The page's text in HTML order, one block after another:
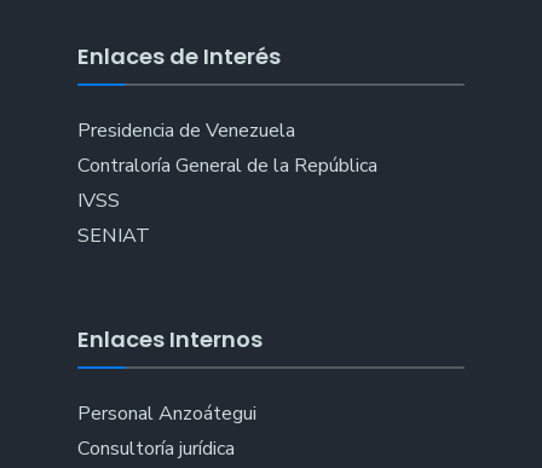
Enlaces de Interés
Presidencia de Venezuela
Contraloría General de la República
IVSS
SENIAT
Enlaces Internos
Personal Anzoátegui
Consultoría jurídica